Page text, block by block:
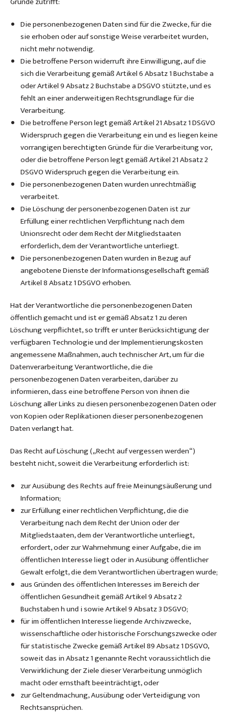
Die personenbezogenen Daten sind für die Zwecke, für die
sie erhoben oder auf sonstige Weise verarbeitet wurden,
nicht mehr notwendig.
Die betroffene Person widerruft ihre Einwilligung, auf die
sich die Verarbeitung gemäß Artikel 6 Absatz 1 Buchstabe a
oder Artikel 9 Absatz 2 Buchstabe a DSGVO stützte, und es
fehlt an einer anderweitigen Rechtsgrundlage für die
Verarbeitung.
Die betroffene Person legt gemäß Artikel 21 Absatz 1 DSGVO
Widerspruch gegen die Verarbeitung ein und es liegen keine
vorrangigen berechtigten Gründe für die Verarbeitung vor,
oder die betroffene Person legt gemäß Artikel 21 Absatz 2
DSGVO Widerspruch gegen die Verarbeitung ein.
Die personenbezogenen Daten wurden unrechtmäßig
verarbeitet.
Die Löschung der personenbezogenen Daten ist zur
Erfüllung einer rechtlichen Verpflichtung nach dem
Unionsrecht oder dem Recht der Mitgliedstaaten
erforderlich, dem der Verantwortliche unterliegt.
Die personenbezogenen Daten wurden in Bezug auf
angebotene Dienste der Informationsgesellschaft gemäß
Artikel 8 Absatz 1 DSGVO erhoben.
Hat der Verantwortliche die personenbezogenen Daten
öffentlich gemacht und ist er gemäß Absatz 1 zu deren
Löschung verpflichtet, so trifft er unter Berücksichtigung der
verfügbaren Technologie und der Implementierungskosten
angemessene Maßnahmen, auch technischer Art, um für die
Datenverarbeitung Verantwortliche, die die
personenbezogenen Daten verarbeiten, darüber zu
informieren, dass eine betroffene Person von ihnen die
Löschung aller Links zu diesen personenbezogenen Daten oder
von Kopien oder Replikationen dieser personenbezogenen
Daten verlangt hat.
Das Recht auf Löschung („Recht auf vergessen werden“)
besteht nicht, soweit die Verarbeitung erforderlich ist:
zur Ausübung des Rechts auf freie Meinungsäußerung und
Information;
zur Erfüllung einer rechtlichen Verpflichtung, die die
Verarbeitung nach dem Recht der Union oder der
Mitgliedstaaten, dem der Verantwortliche unterliegt,
erfordert, oder zur Wahrnehmung einer Aufgabe, die im
öffentlichen Interesse liegt oder in Ausübung öffentlicher
Gewalt erfolgt, die dem Verantwortlichen übertragen wurde;
aus Gründen des öffentlichen Interesses im Bereich der
öffentlichen Gesundheit gemäß Artikel 9 Absatz 2
Buchstaben h und i sowie Artikel 9 Absatz 3 DSGVO;
für im öffentlichen Interesse liegende Archivzwecke,
wissenschaftliche oder historische Forschungszwecke oder
für statistische Zwecke gemäß Artikel 89 Absatz 1 DSGVO,
soweit das in Absatz 1 genannte Recht voraussichtlich die
Verwirklichung der Ziele dieser Verarbeitung unmöglich
macht oder ernsthaft beeinträchtigt, oder
zur Geltendmachung, Ausübung oder Verteidigung von
Rechtsansprüchen.